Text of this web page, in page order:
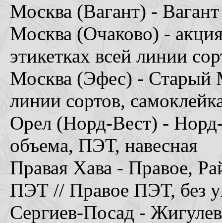
Москва (Вагант) -
Москва (Очаково) -
этикетках всей линии
Москва (Эфес) - Старый
линии сортов,
Орел (Норд-Вест) -
объема, ПЭТ, навесная
Правая Хава - Правое,
ПЭТ // Правое ПЭТ, без
Сергиев-Посад -